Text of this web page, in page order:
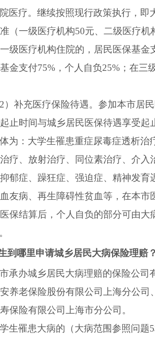
医疗。继续按照现行政策执行，即
（一级医疗机构50元、二级医疗机
级医疗机构住院的，居民医保基金
金支付75% ，个人自负25% ；在三
2）补充医疗保险待遇。参加本市居
止时间与城乡居民医保待遇享受起
为：大学生罹患重症尿毒症透析治
疗、放射治疗、同位素治疗、介入
郁症、躁狂症、强迫症、精神发
友病、再生障碍性贫血等，在本市
保结算后，个人自负的部分可由大
。
到哪里申请城乡居民大病保险理赔？
承办城乡居民大病理赔的保险公司
养老保险股份有限公司上海分公
保险有限公司上海市分公司。
生罹患大病的（大病范围参照问题5